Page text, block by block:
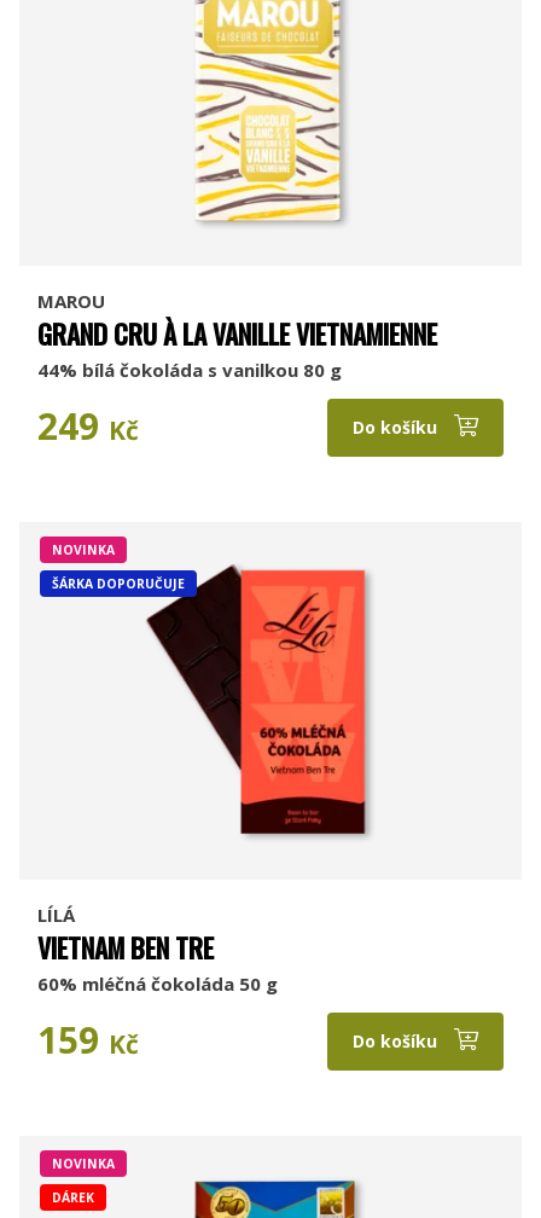
MAROU
GRAND CRU À LA VANILLE VIETNAMIENNE
44% bílá čokoláda s vanilkou 80 g
249 Kč Do košíku
NOVINKA
ŠÁRKA DOPORUČUJE
LÍLÁ
VIETNAM BEN TRE
60% mléčná čokoláda 50 g
159 Kč Do košíku
NOVINKA
DÁREK